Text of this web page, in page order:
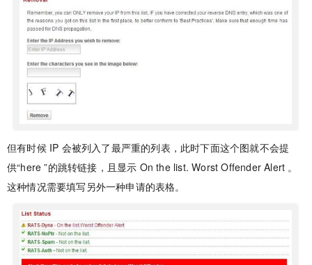
但有时候 IP 会被列入了最严重的列表，此时下面这个图就不会提
供“here ”的跳转链接，且显示 On the list. Worst Offender Alert 。
这种情况需要填写另外一种申请的表格。